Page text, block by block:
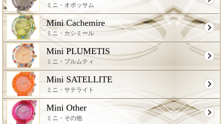
ミニ・オポッサム
Mini Cachemire
ミニ・カシミール
Mini PLUMETIS
ミニ・プルムティ
Mini SATELLITE
ミニ・サテライト
Mini Other
ミニ・その他